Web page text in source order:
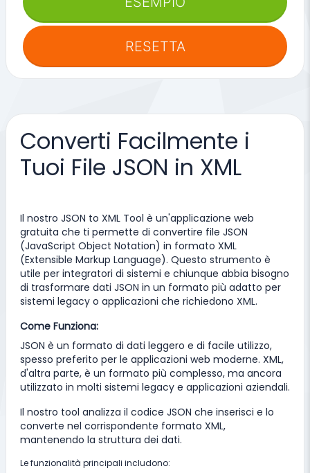
RESETTA
Converti Facilmente i
Tuoi File JSON in XML
Il nostro JSON to XML Tool è un'applicazione web
gratuita che ti permette di convertire file JSON
(JavaScript Object Notation) in formato XML
(Extensible Markup Language). Questo strumento è
utile per integratori di sistemi e chiunque abbia bisogno
di trasformare dati JSON in un formato più adatto per
sistemi legacy o applicazioni che richiedono XML.
Come Funziona:
JSON è un formato di dati leggero e di facile utilizzo,
spesso preferito per le applicazioni web moderne. XML,
d'altra parte, è un formato più complesso, ma ancora
utilizzato in molti sistemi legacy e applicazioni aziendali.
Il nostro tool analizza il codice JSON che inserisci e lo
converte nel corrispondente formato XML,
mantenendo la struttura dei dati.
Le funzionalità principali includono: